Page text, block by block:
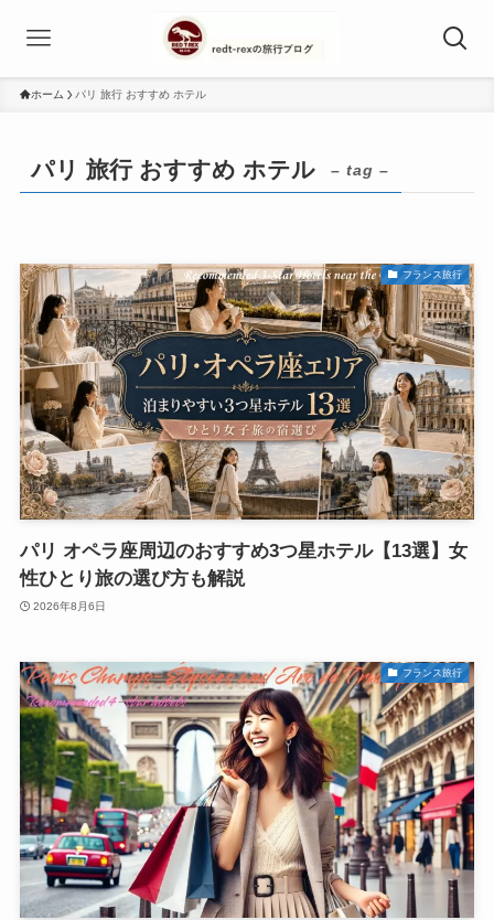
ホーム パリ 旅行 おすすめ ホテル
パリ 旅行 おすすめ ホテル – tag –
フランス旅行
パリ オペラ座周辺のおすすめ3つ星ホテル【13選】女
性ひとり旅の選び方も解説
2026年8月6日
フランス旅行